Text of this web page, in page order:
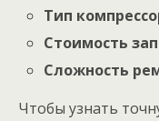
Тип
Стоимость
Сложность
Чтобы узнать